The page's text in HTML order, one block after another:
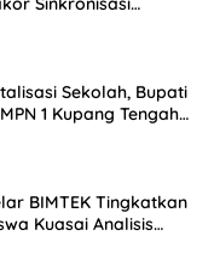
Sekolah, Bupati
1 Kupang Tengah
BIMTEK Tingkatkan
Kuasai Analisis